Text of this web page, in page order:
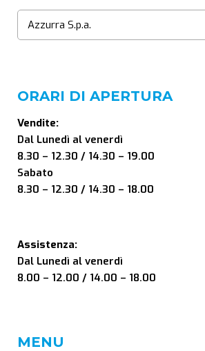
ORARI DI APERTURA
Vendite:
Dal Lunedì al venerdì
8.30 – 12.30 / 14.30 – 19.00
Sabato
8.30 – 12.30 / 14.30 – 18.00
Assistenza:
Dal Lunedì al venerdì
8.00 – 12.00 / 14.00 – 18.00
MENU